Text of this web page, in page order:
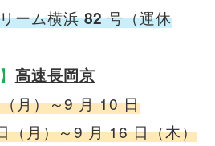
取組み
ーム横浜82号（運休
高速長岡京
月）～9 月 10 日
（月）～9 月 16 日（木）